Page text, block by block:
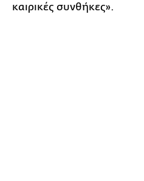
καιρικές συνθήκες».